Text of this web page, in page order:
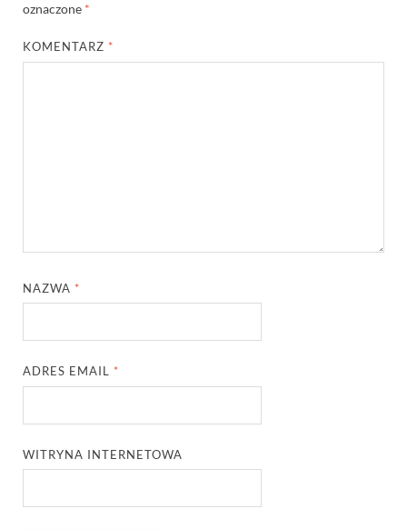
oznaczone *
KOMENTARZ *
NAZWA *
ADRES EMAIL *
WITRYNA INTERNETOWA